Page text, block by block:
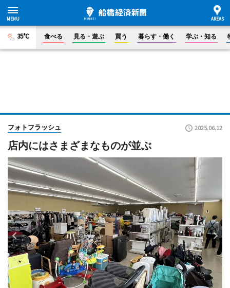
35°C 食べる 見る・遊ぶ 買う 暮らす・働く 学ぶ・知る
フォトフラッシュ 2025.06.12
店内にはさまざまなものが並ぶ